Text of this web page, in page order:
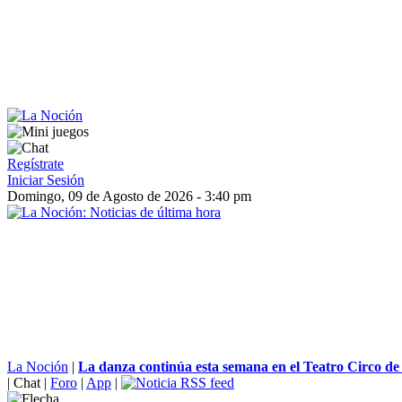
Regístrate
Iniciar Sesión
Domingo, 09 de Agosto de 2026 - 3:40 pm
La Noción | La danza continúa esta semana en el Teatro Circo
| Chat | Foro | App |